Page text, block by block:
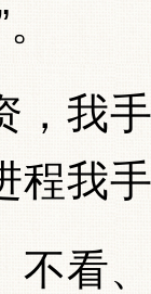
，我
程我
不看